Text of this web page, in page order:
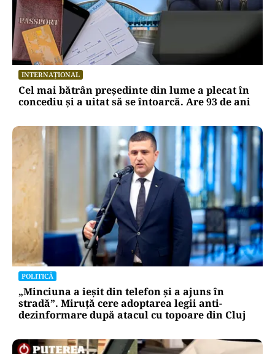
INTERNAȚIONAL
Cel mai bătrân președinte din lume a plecat în
concediu și a uitat să se întoarcă. Are 93 de ani
POLITICĂ
„Minciuna a ieșit din telefon și a ajuns în
stradă”. Miruță cere adoptarea legii anti-
dezinformare după atacul cu topoare din Cluj